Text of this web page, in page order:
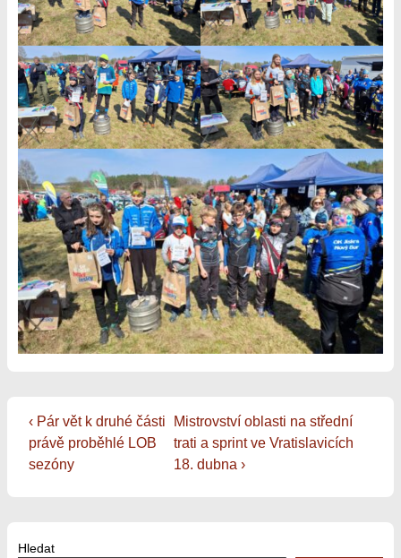
Navigace
pro
příspěvek
Předchozí
příspěvek
je
‹ Pár vět k druhé části
právě proběhlé LOB
sezóny
Další
příspěvek
je
Mistrovství oblasti na střední
trati a sprint ve Vratislavicích
18. dubna ›
Hledat